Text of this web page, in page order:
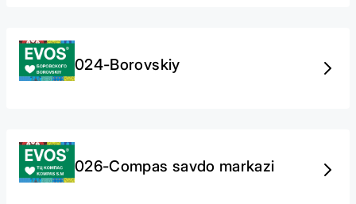
024-Borovskiy
026-Compas savdo markazi